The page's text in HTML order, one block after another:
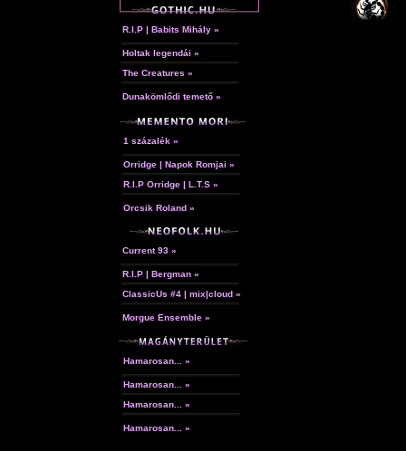
R.I.P | Babits Mihály »
Holtak legendái »
The Creatures »
Dunakömlődi temető »
1 százalék »
Orridge | Napok Romjai »
R.I.P Orridge | L.T.S »
Orcsik Roland »
Current 93 »
R.I.P | Bergman »
ClassicUs #4 | mix|cloud »
Morgue Ensemble »
Hamarosan... »
Hamarosan... »
Hamarosan... »
Hamarosan... »